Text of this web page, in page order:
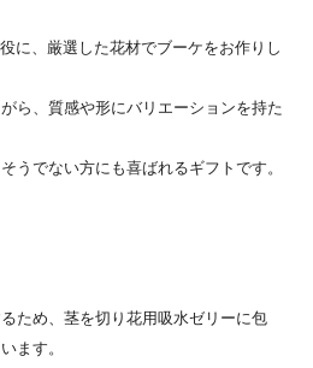
に、厳選した花材でブーケをお作りし
ら、質感や形にバリエーションを持た
うでない方にも喜ばれるギフトです。
ため、茎を切り花用吸水ゼリーに包
ます。